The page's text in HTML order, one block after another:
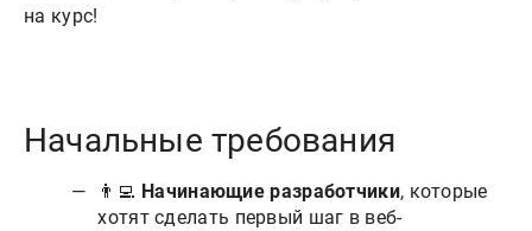
на курс!
Начальные требования
👨‍💻 Начинающие разработчики, которые
хотят сделать первый шаг в веб-